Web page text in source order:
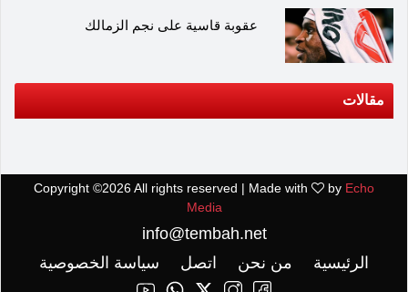
عقوبة قاسية على نجم الزمالك
مقالات
Copyright ©2026 All rights reserved | Made with by Echo
Media
info@tembah.net
الرئيسية
من نحن اتصل سياسة الخصوصية